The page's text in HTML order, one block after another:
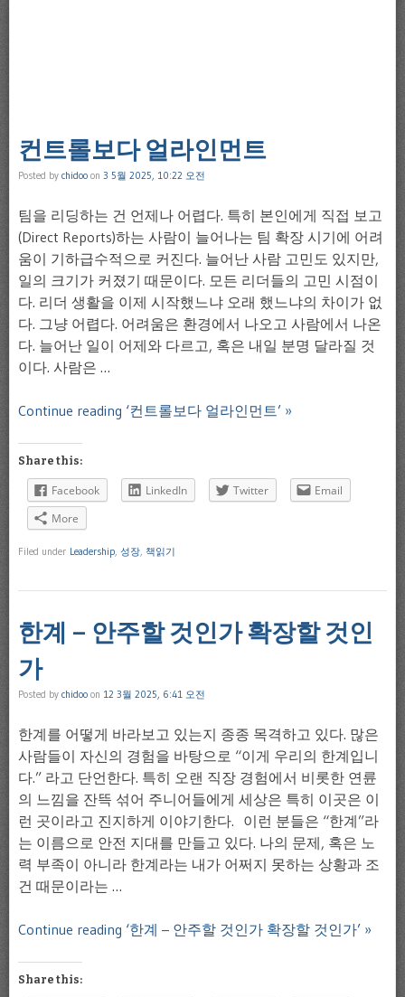
컨트롤보다 얼라인먼트
Posted by chidoo on 3 5월 2025, 10:22 오전
팀을 리딩하는 건 언제나 어렵다. 특히 본인에게 직접 보고
(Direct Reports)하는 사람이 늘어나는 팀 확장 시기에 어려
움이 기하급수적으로 커진다. 늘어난 사람 고민도 있지만,
일의 크기가 커졌기 때문이다. 모든 리더들의 고민 시점이
다. 리더 생활을 이제 시작했느냐 오래 했느냐의 차이가 없
다. 그냥 어렵다. 어려움은 환경에서 나오고 사람에서 나온
다. 늘어난 일이 어제와 다르고, 혹은 내일 분명 달라질 것
이다. 사람은 …
Continue reading ‘컨트롤보다 얼라인먼트’ »
Share this:
Facebook LinkedIn Twitter
Email
More
Filed under Leadership, 성장, 책읽기
한계 – 안주할 것인가 확장할 것인
가
Posted by chidoo on 12 3월 2025, 6:41 오전
한계를 어떻게 바라보고 있는지 종종 목격하고 있다. 많은
사람들이 자신의 경험을 바탕으로 “이게 우리의 한계입니
다.” 라고 단언한다. 특히 오랜 직장 경험에서 비롯한 연륜
의 느낌을 잔뜩 섞어 주니어들에게 세상은 특히 이곳은 이
런 곳이라고 진지하게 이야기한다. 이런 분들은 “한계”라
는 이름으로 안전 지대를 만들고 있다. 나의 문제, 혹은 노
력 부족이 아니라 한계라는 내가 어쩌지 못하는 상황과 조
건 때문이라는 …
Continue reading ‘한계 – 안주할 것인가 확장할 것인가’ »
Share this: